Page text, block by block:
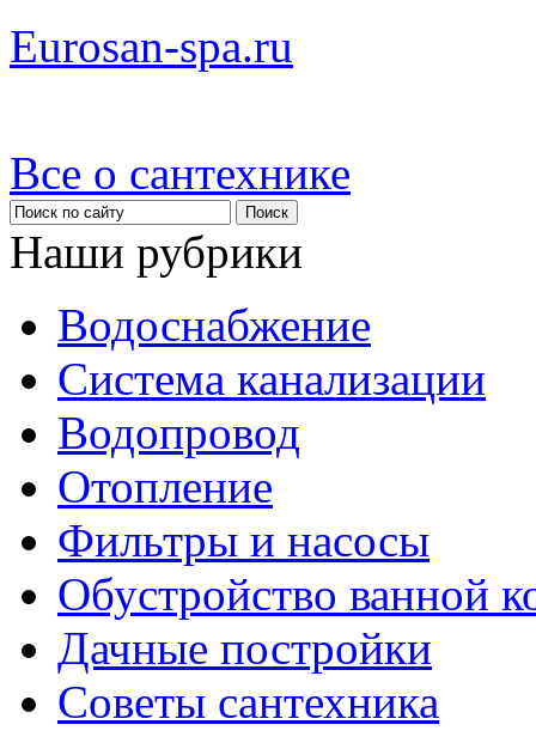
Eurosan-spa.ru
Все о сантехнике
Наши рубрики
Водоснабжение
Система канализации
Водопровод
Отопление
Фильтры и насосы
Обустройство ванной
Дачные постройки
Советы сантехника